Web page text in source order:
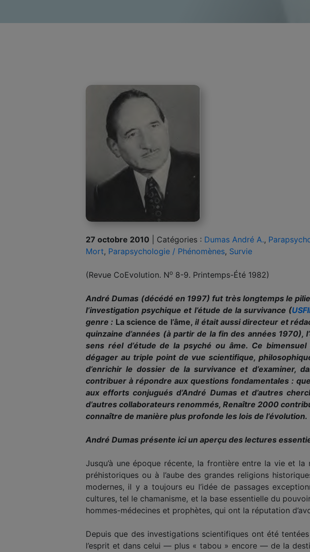
27 octobre 2010 Catégories : Dumas André A.,
Mort, Parapsychologie / Phénomènes, Survie
(Revue CoEvolution. No 8-9. Printemps-Été 1982)
André Dumas (décédé en 1997) fut très longtemps le
l’investigation psychique et l’étude de la survivance (
genre : La science de l’âme, il était aussi directeur et
quinzaine d’années (à partir de la fin des années
sens réel d’étude de la psyché ou âme. Ce
dégager au triple point de vue scientifique,
d’enrichir le dossier de la survivance et d’examiner,
contribuer à répondre aux questions fondamentales :
aux efforts conjugués d’André Dumas et d’autres
d’autres collaborateurs renommés, Renaître 2000
connaître de manière plus profonde les lois de l’évolution.
André Dumas présente ici un aperçu des lectures
Jusqu’à une époque récente, la frontière entre la vie et
préhistoriques ou à l’aube des grandes religions
modernes, il y a toujours eu l’idée de passages
cultures, tel le chamanisme, et la base essentielle du
hommes-médecines et prophètes, qui ont la réputation
Depuis que des investigations scientifiques ont été
l’esprit et dans celui — plus « tabou » encore — de la